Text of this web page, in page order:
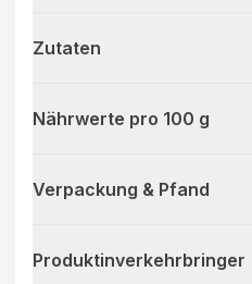
Zutaten
Nährwerte pro 100 g
Verpackung & Pfand
Produktinverkehrbringer